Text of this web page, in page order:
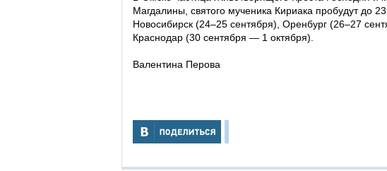
Магдалины, святого мученика Кириака пробудут до
Новосибирск (24–25 сентября), Оренбург (26–27
Краснодар (30 сентября — 1 октября).
Валентина Перова